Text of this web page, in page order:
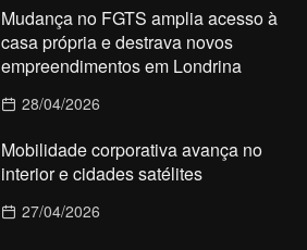
Mudança no FGTS amplia acesso à
casa própria e destrava novos
empreendimentos em Londrina
28/04/2026
Mobilidade corporativa avança no
interior e cidades satélites
27/04/2026